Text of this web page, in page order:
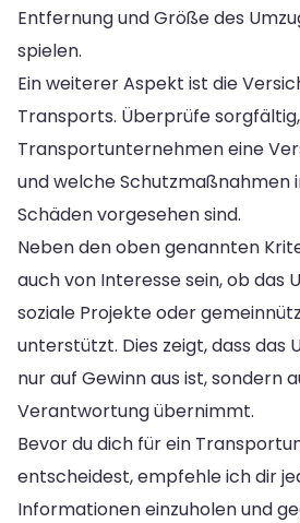
Entfernung und Größe des
spielen.
Ein weiterer Aspekt ist die
Transports. Überprüfe
Transportunternehmen eine
und welche Schutzmaßnahmen
Schäden vorgesehen sind.
Neben den oben genannten
auch von Interesse sein, ob das
soziale Projekte oder
unterstützt. Dies zeigt, dass das
nur auf Gewinn aus ist, sondern
Verantwortung übernimmt.
Bevor du dich für ein
entscheidest, empfehle ich dir
Informationen einzuholen und